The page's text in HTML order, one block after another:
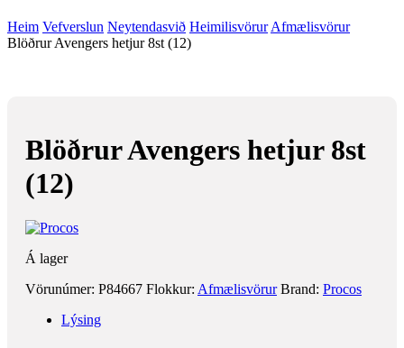
Heim Vefverslun Neytendasvið Heimilisvörur Afmælisvörur
Blöðrur Avengers hetjur 8st (12)
Blöðrur Avengers hetjur 8st
(12)
Á lager
Vörunúmer: P84667 Flokkur: Afmælisvörur Brand: Procos
Lýsing